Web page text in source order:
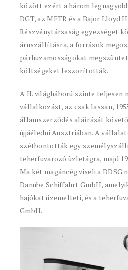
között ezért a három
DGT, az MFTR és a Bajor Lloyd
Részvénytársaság egyezséget
áruszállításra, a források
párhuzamosságokat
költségeket leszorították.
A II. világháború szinte teljesen
vállalkozást, az csak lassan,
államszerződés aláírását
újjáéledni Ausztriában. A
szétbontották egy
teherfuvarozó üzletágra, majd
Ma két magáncég viseli a DDSG
Danube Schiffahrt GmbH,
hajókat üzemelteti, és a
GmbH.